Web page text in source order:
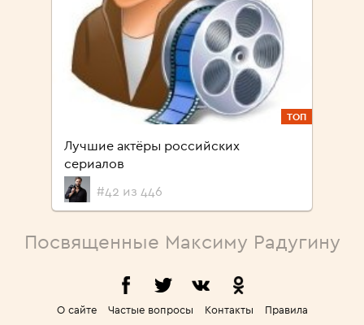
ТОП
Лучшие актёры российских
сериалов
#42 из 446
Посвященные Максиму Радугину
О сайте Частые вопросы Контакты Правила